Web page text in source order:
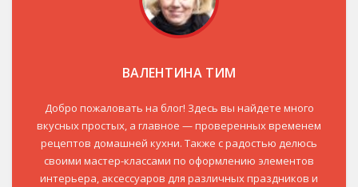
ВАЛЕНТИНА ТИМ
Добро пожаловать на блог! Здесь вы найдете много
вкусных простых, а главное — проверенных временем
рецептов домашней кухни. Также с радостью делюсь
своими мастер-классами по оформлению элементов
интерьера, аксессуаров для различных праздников и